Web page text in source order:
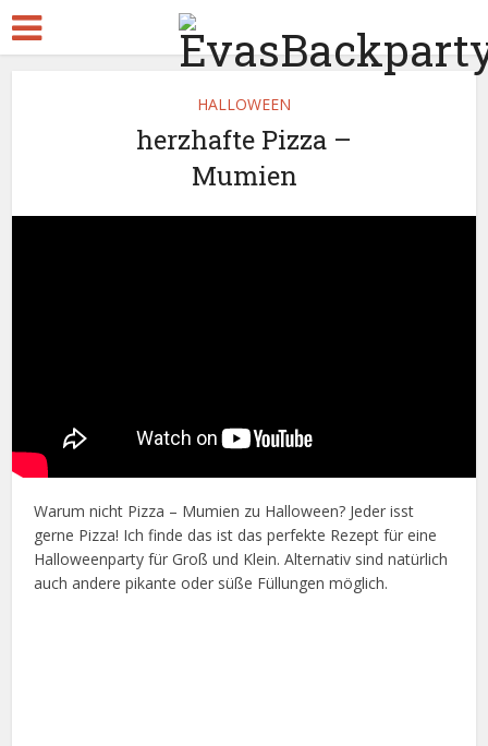
HALLOWEEN
herzhafte Pizza –
Mumien
Warum nicht Pizza – Mumien zu Halloween? Jeder isst
gerne Pizza! Ich finde das ist das perfekte Rezept für eine
Halloweenparty für Groß und Klein. Alternativ sind natürlich
auch andere pikante oder süße Füllungen möglich.